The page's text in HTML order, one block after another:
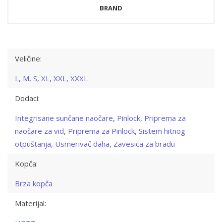
BRAND
Veličine:
L , M, S, XL , XXL , XXXL
Dodaci:
Integrisane sunčane naočare, Pinlock, Priprema za
naočare za vid, Priprema za Pinlock, Sistem hitnog
otpuštanja, Usmerivač daha, Zavesica za bradu
Kopča:
Brza kopča
Materijal: